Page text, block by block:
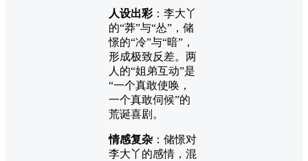
人设出彩：李大丫
的“莽”与“怂”，储
憬的“冷”与“暗”，
形成极致反差。两
人的“姐弟互动”是
“一个真敢使唤，
一个真敢伺候”的
荒诞喜剧。
情感复杂 ：储憬对
李大丫的感情，混